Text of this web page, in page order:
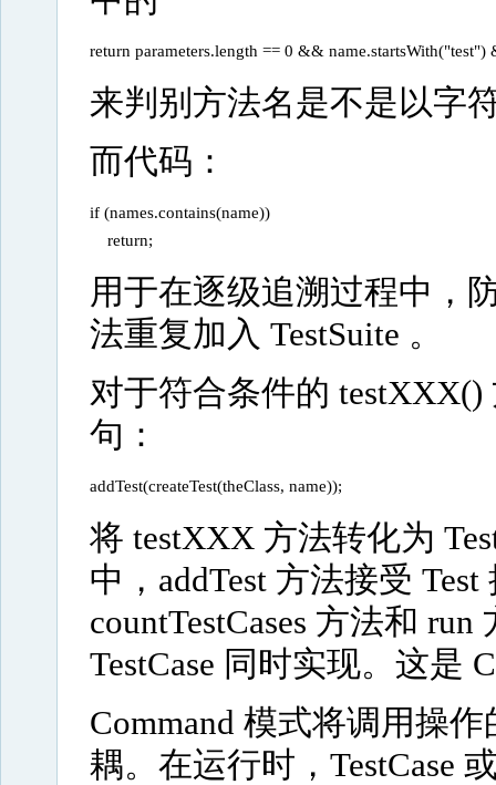
return parameters.length == 0 &&
来判别方法名是不是以字
而代码：
if (names.contains(name))
    return;
用于在逐级追溯过程中，
法重复加入 TestSuite 。
对于符合条件的 testXXX()
句：
addTest(createTest(theClass, name));
将 testXXX 方法转化为
中，addTest 方法接受
countTestCases 方法和
TestCase 同时实现。这是
Command 模式将调用操
耦。在运行时，TestCase